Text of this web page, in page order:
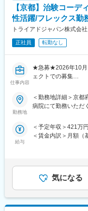
す。
・5日間のリフレッ
暇。
・産前産後休暇（
得できる育児休業、
※育児休業、時短勤
変更の範囲：会社の
患者さんに治験の内
と連携することで伝
（2）スケジュール
治験には決まった検
なく通えるように予
（3）医療の知識：
増えていきます。薬
も多いです。
す。パソコンの使い
（5）チームで働く
進めるので、チーム
残業時間も月10時
手当もございます。
■充実の研修制度：
導入研修が80時間あ
【京都】治験コーデ
性活躍/フレックス勤
トライアドジャパン株式会社
正社員 転勤なし
仕事内容
★急募★2026年10月
ェクトでの募集
【高難度領域・複
し、専門性の高い治
●夜勤はなく、ワー
●基本的には土日祝
あたり、治験責任
トします。治験に
実施できるように調
薬会社との連絡窓口
勤務地
＜勤務地詳細＞京都
病院にて勤務いただ
給与
＜予定年収＞421万
＜賃金内訳＞月額
度）■賞与：年2回
CRC手当（2～4万
までも目安の金額で
す。月給(月額)は固
気になる